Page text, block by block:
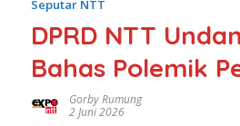
Seputar NTT
DPRD NTT
Bahas Polemik
Gorby Rumung
2 Juni 2026